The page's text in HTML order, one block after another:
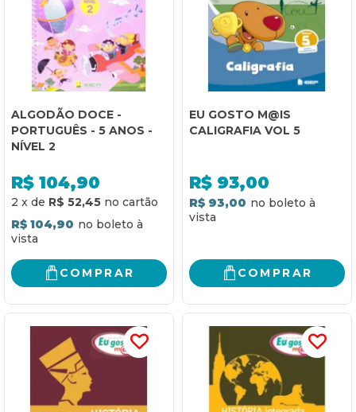
ALGODÃO DOCE -
PORTUGUÊS - 5 ANOS -
NÍVEL 2
R$ 104,90
2 x de R$ 52,45
R$ 104,90
COMPRAR
EU GOSTO M@IS
CALIGRAFIA VOL 5
R$ 93,00
R$ 93,00
COMPRAR